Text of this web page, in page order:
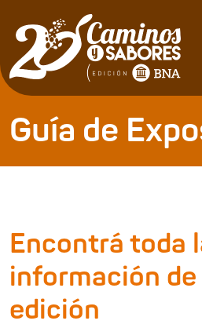
Guía de
Encontrá toda
información
edición